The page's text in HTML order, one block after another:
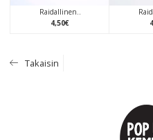
Raidallinen..
4,50€
Takaisin